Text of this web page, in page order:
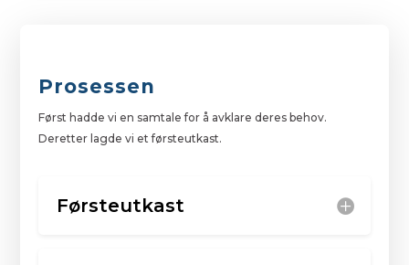
Prosessen
Først hadde vi en samtale for å avklare deres behov.
Deretter lagde vi et førsteutkast.
Førsteutkast